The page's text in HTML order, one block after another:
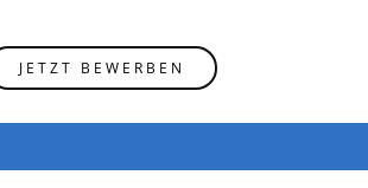
JETZT BEWERBEN